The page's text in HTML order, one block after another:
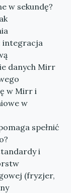
w sekundę?
integracja
danych Mirr
w Mirr i
w
spełnić
i
(fryzjer,